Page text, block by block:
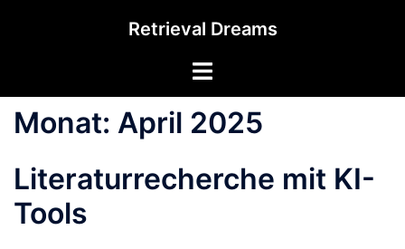
Retrieval Dreams
Menü
Monat: April 2025
Literaturrecherche mit KI-
Tools